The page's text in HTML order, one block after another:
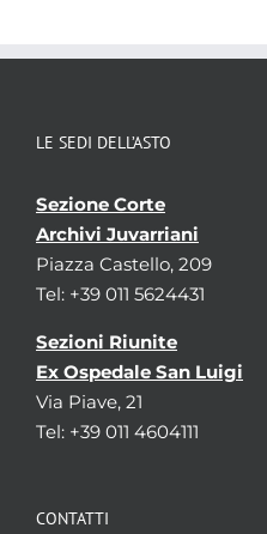
LE SEDI DELL’ASTO
Sezione Corte
Archivi Juvarriani
Piazza Castello, 209
Tel: +39 011 5624431
Sezioni Riunite
Ex Ospedale San Luigi
Via Piave, 21
Tel: +39 011 4604111
CONTATTI